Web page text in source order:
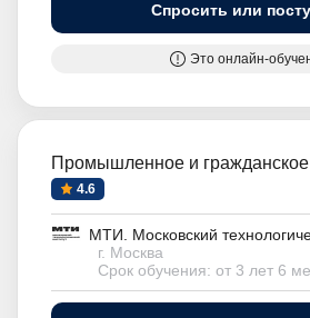
Спросить или
Это онлайн-
Промышленное и гражданское
4.6
МТИ. Московский
г. Москва
Срок обучения: от 3 лет 6